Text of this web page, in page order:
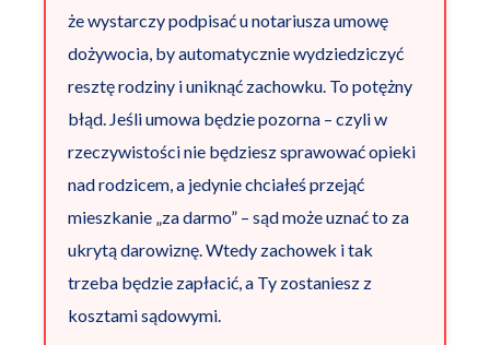
że wystarczy podpisać u notariusza umowę
dożywocia, by automatycznie wydziedziczyć
resztę rodziny i uniknąć zachowku. To potężny
błąd. Jeśli umowa będzie pozorna – czyli w
rzeczywistości nie będziesz sprawować opieki
nad rodzicem, a jedynie chciałeś przejąć
mieszkanie „za darmo” – sąd może uznać to za
ukrytą darowiznę. Wtedy zachowek i tak
trzeba będzie zapłacić, a Ty zostaniesz z
kosztami sądowymi.